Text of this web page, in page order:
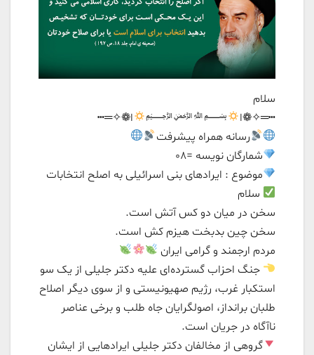
سلام
┅═✧❁ا
﷽
ا❁✧═┅
رسانه همراه پیشرفت
شمارگان نویسه =۰۸
موضوع : ایرادهای بنی اسرائیلی به اصلح انتخابات
سلام
سخن در میان دو کس آتش است.
سخن چین بدبخت هیزم کش است.
مردم ارجمند و گرامی ایران
جنگ احزاب گسترده‌ای علیه دکتر جلیلی از یک سو
استکبار غرب، رژیم صهیونیستی و از سوی ديگر اصلاح
طلبان برانداز، اصولگرایان جاه طلب و برخی عناصر
ناآگاه در جریان است.
گروهی از مخالفان دکتر جلیلی ایرادهایی از ایشان